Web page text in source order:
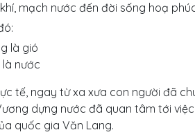
mạch nước đến đời sống hoạ
là gió
là nước
tế, ngay từ xa xưa con người đã
dựng nước đã quan tâm tới
quốc gia Văn Lang.